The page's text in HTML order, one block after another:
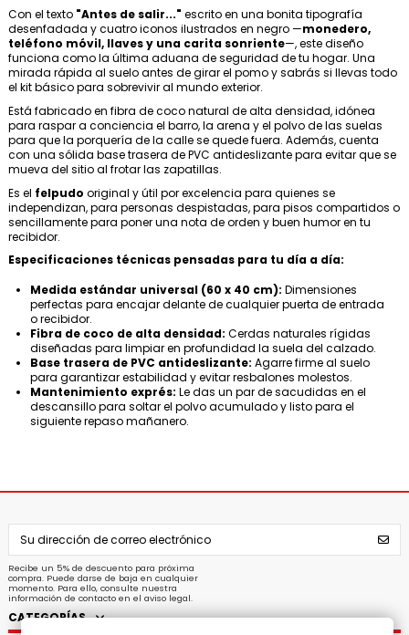
Con el texto "Antes de salir..."escrito en una bonita tipografía
desenfadada y cuatro iconos ilustrados en negro —monedero,
teléfono móvil, llaves y una carita sonriente—, este diseño
funciona como la última aduana de seguridad de tu hogar. Una
mirada rápida al suelo antes de girar el pomo y sabrás si llevas todo
el kit básico para sobrevivir al mundo exterior.
Está fabricado en fibra de coco natural de alta densidad, idónea
para raspar a conciencia el barro, la arena y el polvo de las suelas
para que la porquería de la calle se quede fuera. Además, cuenta
con una sólida base trasera de PVC antideslizante para evitar que se
mueva del sitio al frotar las zapatillas.
Es el felpudo original y útil por excelencia para quienes se
independizan, para personas despistadas, para pisos compartidos o
sencillamente para poner una nota de orden y buen humor en tu
recibidor.
Especificaciones técnicas pensadas para tu día a día:
Medida estándar universal (60 x 40 cm): Dimensiones
perfectas para encajar delante de cualquier puerta de entrada
o recibidor.
Fibra de coco de alta densidad: Cerdas naturales rígidas
diseñadas para limpiar en profundidad la suela del calzado.
Base trasera de PVC antideslizante: Agarre firme al suelo
para garantizar estabilidad y evitar resbalones molestos.
Mantenimiento exprés: Le das un par de sacudidas en el
descansillo para soltar el polvo acumulado y listo para el
siguiente repaso mañanero.
Recibe un 5% de descuento para próxima
compra. Puede darse de baja en cualquier
momento. Para ello, consulte nuestra
información de contacto en el aviso legal.
CATEGORÍAS